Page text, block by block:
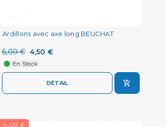
Ardillons avec axe long BEUCHAT
6,00 € 4,50 €
En Stock
DÉTAIL
-4,00 €